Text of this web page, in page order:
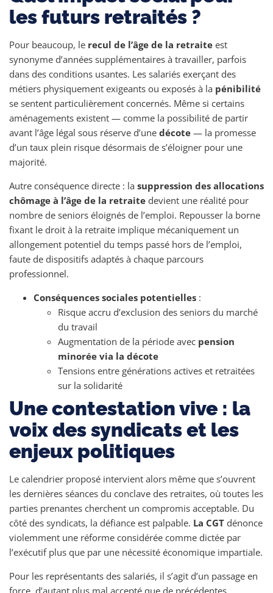
les futurs retraités ?
Pour beaucoup, le recul de l’âge de la retraite est
synonyme d’années supplémentaires à travailler, parfois
dans des conditions usantes. Les salariés exerçant des
métiers physiquement exigeants ou exposés à la pénibilité
se sentent particulièrement concernés. Même si certains
aménagements existent — comme la possibilité de partir
avant l’âge légal sous réserve d’une décote — la promesse
d’un taux plein risque désormais de s’éloigner pour une
majorité.
Autre conséquence directe : la suppression des allocations
chômage à l’âge de la retraite devient une réalité pour
nombre de seniors éloignés de l’emploi. Repousser la borne
fixant le droit à la retraite implique mécaniquement un
allongement potentiel du temps passé hors de l’emploi,
faute de dispositifs adaptés à chaque parcours
professionnel.
Conséquences sociales potentielles :
Risque accru d’exclusion des seniors du marché
du travail
Augmentation de la période avec pension
minorée via la décote
Tensions entre générations actives et retraitées
sur la solidarité
Une contestation vive : la
voix des syndicats et les
enjeux politiques
Le calendrier proposé intervient alors même que s’ouvrent
les dernières séances du conclave des retraites, où toutes les
parties prenantes cherchent un compromis acceptable. Du
côté des syndicats, la défiance est palpable. La CGT dénonce
violemment une réforme considérée comme dictée par
l’exécutif plus que par une nécessité économique impartiale.
Pour les représentants des salariés, il s’agit d’un passage en
force, d’autant plus mal accepté que de précédentes